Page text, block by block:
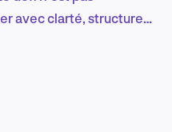
avec clarté, structure